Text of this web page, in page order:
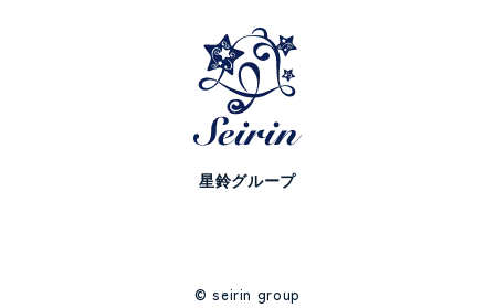
星鈴グループ
© seirin group